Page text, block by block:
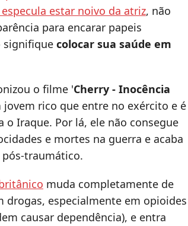
estar noivo da atriz, não
para encarar papeis
signifique colocar sua saúde em
o filme 'Cherry - Inocência
rico que entre no exército e é
Iraque. Por lá, ele não consegue
e mortes na guerra e acaba
traumático.
muda completamente de
drogas, especialmente em opioides
causar dependência), e entra